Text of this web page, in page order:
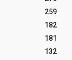
259
182
181
132